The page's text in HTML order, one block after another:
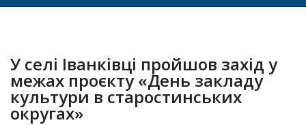
У селі Іванківці пройшов захід у
межах проєкту «День закладу
культури в старостинських
округах»